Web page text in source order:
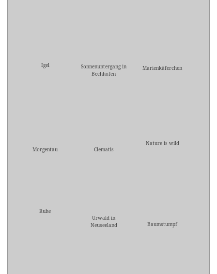
Igel
Sonnenuntergang in
Bechhofen
Marienkäferchen
Morgentau Clematis
Nature is wild
Ruhe
Urwald in
Neuseeland
Baumstumpf